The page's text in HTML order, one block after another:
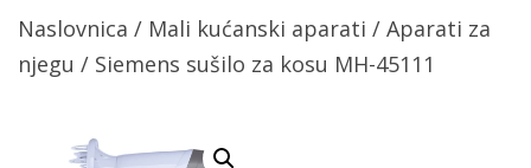
Naslovnica / Mali kućanski aparati / Aparati za
njegu / Siemens sušilo za kosu MH-45111